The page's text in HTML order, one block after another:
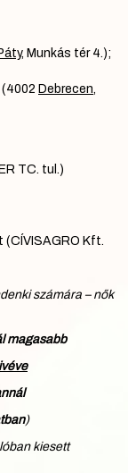
, Munkás tér 4.);
(4002 Debrecen,
TC. tul.)
Kft.
számára – nők
magasabb
)
kiesett